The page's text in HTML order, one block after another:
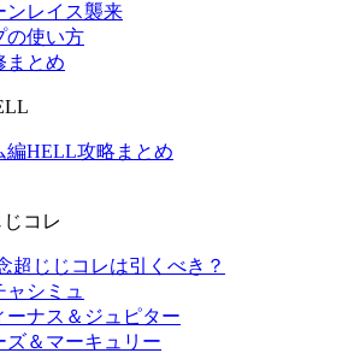
ンレイス襲来
の使い方
まとめ
編HELL攻略まとめ
コレ
超じじコレは引くべき？
シミュ
ーナス＆ジュピター
ズ＆マーキュリー